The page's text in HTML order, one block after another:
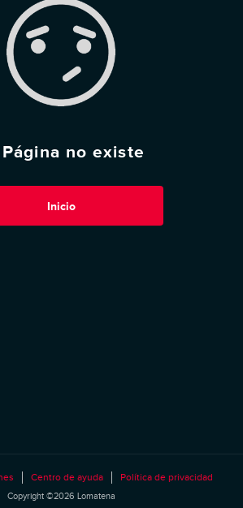
Página no existe
Inicio
Centro de ayuda Política de privacidad
Copyright ©2026 Lomatena